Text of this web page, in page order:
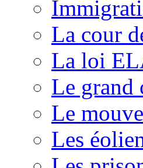
La cour
La loi
Le grand
Le
Les